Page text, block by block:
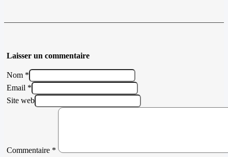
Laisser un commentaire
Nom *
Email *
Site web
Commentaire *